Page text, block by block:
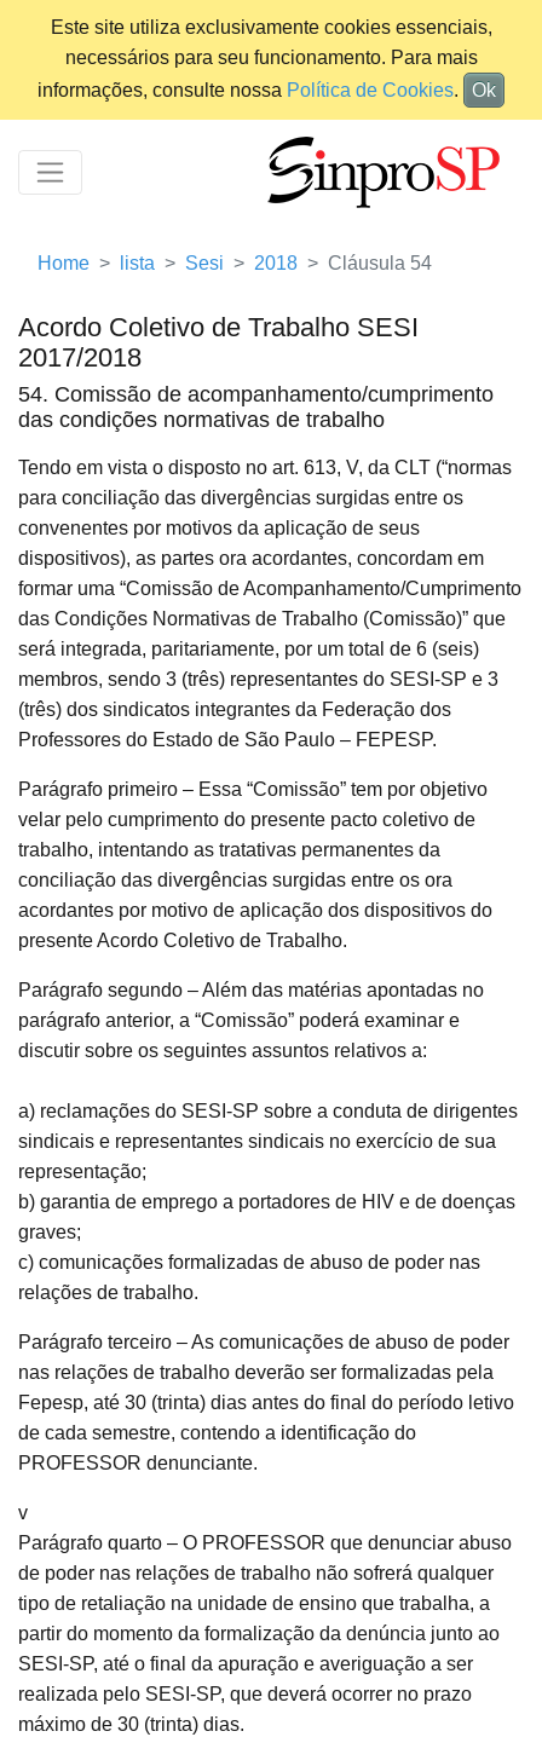
Este site utiliza exclusivamente cookies essenciais,
necessários para seu funcionamento. Para mais
informações, consulte nossa Política de Cookies. Ok
Home lista Sesi 2018 Cláusula 54
Acordo Coletivo de Trabalho SESI
2017/2018
54. Comissão de acompanhamento/cumprimento
das condições normativas de trabalho
Tendo em vista o disposto no art. 613, V, da CLT (“normas
para conciliação das divergências surgidas entre os
convenentes por motivos da aplicação de seus
dispositivos), as partes ora acordantes, concordam em
formar uma “Comissão de Acompanhamento/Cumprimento
das Condições Normativas de Trabalho (Comissão)” que
será integrada, paritariamente, por um total de 6 (seis)
membros, sendo 3 (três) representantes do SESI-SP e 3
(três) dos sindicatos integrantes da Federação dos
Professores do Estado de São Paulo – FEPESP.
Parágrafo primeiro – Essa “Comissão” tem por objetivo
velar pelo cumprimento do presente pacto coletivo de
trabalho, intentando as tratativas permanentes da
conciliação das divergências surgidas entre os ora
acordantes por motivo de aplicação dos dispositivos do
presente Acordo Coletivo de Trabalho.
Parágrafo segundo – Além das matérias apontadas no
parágrafo anterior, a “Comissão” poderá examinar e
discutir sobre os seguintes assuntos relativos a:
a) reclamações do SESI-SP sobre a conduta de dirigentes
sindicais e representantes sindicais no exercício de sua
representação;
b) garantia de emprego a portadores de HIV e de doenças
graves;
c) comunicações formalizadas de abuso de poder nas
relações de trabalho.
Parágrafo terceiro – As comunicações de abuso de poder
nas relações de trabalho deverão ser formalizadas pela
Fepesp, até 30 (trinta) dias antes do final do período letivo
de cada semestre, contendo a identificação do
PROFESSOR denunciante.
v
Parágrafo quarto – O PROFESSOR que denunciar abuso
de poder nas relações de trabalho não sofrerá qualquer
tipo de retaliação na unidade de ensino que trabalha, a
partir do momento da formalização da denúncia junto ao
SESI-SP, até o final da apuração e averiguação a ser
realizada pelo SESI-SP, que deverá ocorrer no prazo
máximo de 30 (trinta) dias.